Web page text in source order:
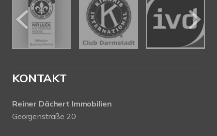
KONTAKT
Reiner Dächert Immobilien
Georgenstraße 20